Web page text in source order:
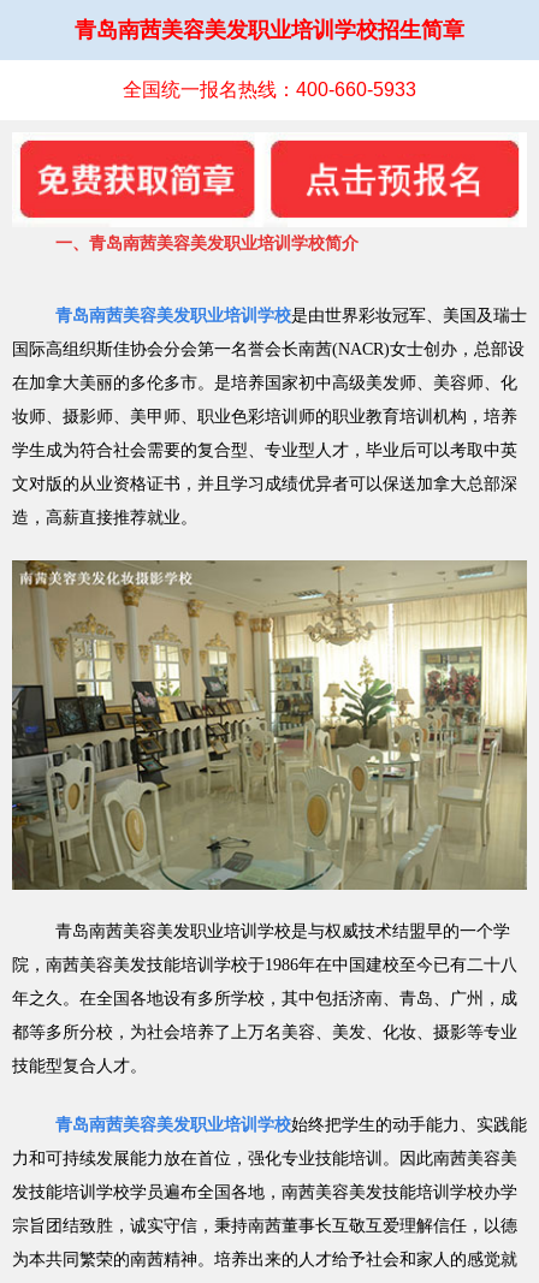
青岛南茜美容美发职业培训学校招生简章
全国统一报名热线：400-660-5933
一、青岛南茜美容美发职业培训学校简介
青岛南茜美容美发职业培训学校是由世界彩妆冠军、美国及瑞士
国际高组织斯佳协会分会第一名誉会长南茜(NACR)女士创办，总部设
在加拿大美丽的多伦多市。是培养国家初中高级美发师、美容师、化
妆师、摄影师、美甲师、职业色彩培训师的职业教育培训机构，培养
学生成为符合社会需要的复合型、专业型人才，毕业后可以考取中英
文对版的从业资格证书，并且学习成绩优异者可以保送加拿大总部深
造，高薪直接推荐就业。
青岛南茜美容美发职业培训学校是与权威技术结盟早的一个学
院，南茜美容美发技能培训学校于1986年在中国建校至今已有二十八
年之久。在全国各地设有多所学校，其中包括济南、青岛、广州，成
都等多所分校，为社会培养了上万名美容、美发、化妆、摄影等专业
技能型复合人才。
青岛南茜美容美发职业培训学校始终把学生的动手能力、实践能
力和可持续发展能力放在首位，强化专业技能培训。因此南茜美容美
发技能培训学校学员遍布全国各地，南茜美容美发技能培训学校办学
宗旨团结致胜，诚实守信，秉持南茜董事长互敬互爱理解信任，以德
为本共同繁荣的南茜精神。培养出来的人才给予社会和家人的感觉就